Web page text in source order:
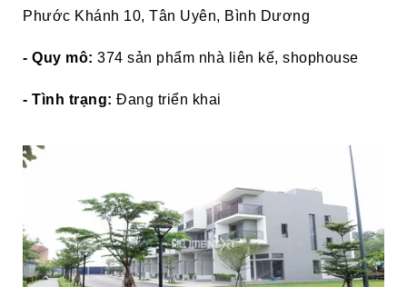
Phước Khánh 10, Tân Uyên, Bình Dương
- Quy mô: 374 sản phẩm nhà liên kế, shophouse
- Tình trạng: Đang triển khai